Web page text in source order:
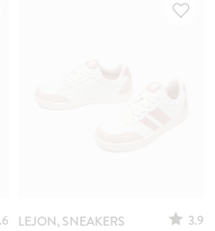
LEJON, SNEAKERS 3.9